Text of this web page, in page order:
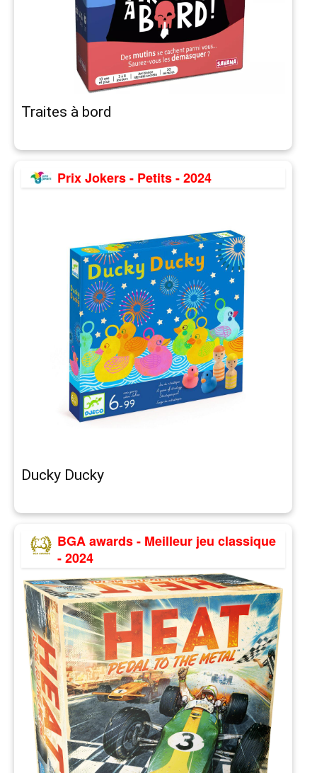
Traites à bord
Prix Jokers - Petits - 2024
Ducky Ducky
BGA awards - Meilleur jeu classique
- 2024